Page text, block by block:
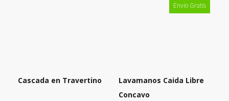
Cascada en Travertino
Envio Gratis
Lavamanos Caida Libre
Concavo